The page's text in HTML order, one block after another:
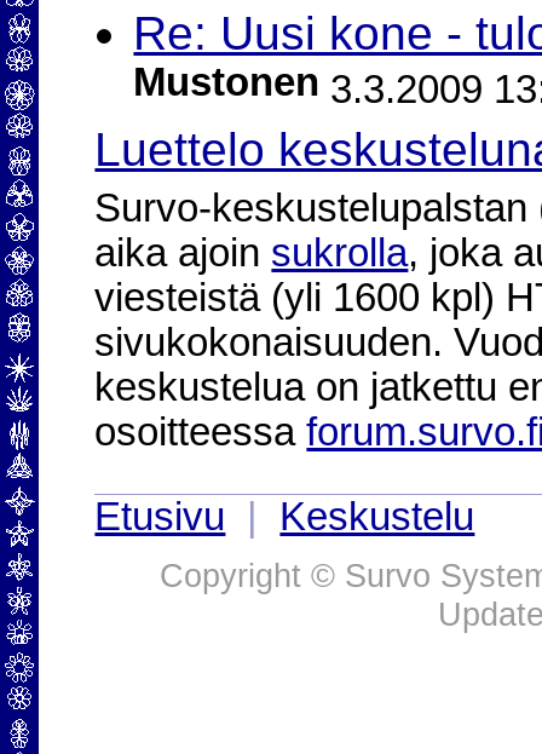
Re: Uusi kone -
Mustonen 3.3.2009
Luettelo
Survo-
aika ajoin sukrolla, joka
viesteistä (yli 1600 kpl)
sivukokonaisuuden.
keskustelua on jatkettu
osoitteessa
Etusivu
Keskustelu
Copyright © Survo